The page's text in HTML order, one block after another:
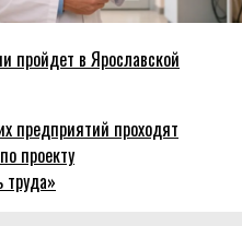
пройдет в Ярославской
предприятий проходят
проекту
труда»